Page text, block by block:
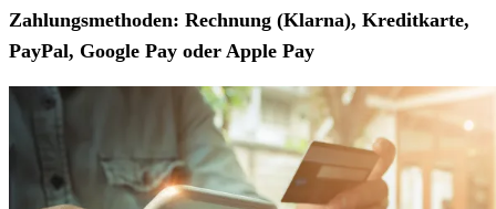
Zahlungsmethoden: Rechnung (Klarna), Kreditkarte,
PayPal, Google Pay oder Apple Pay